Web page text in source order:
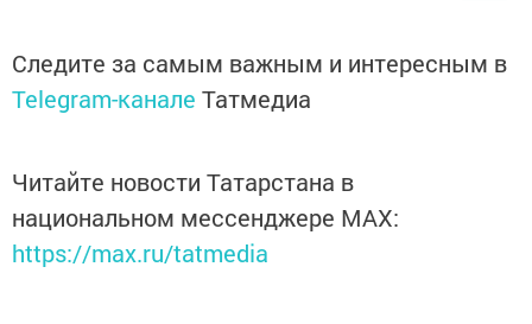
Следите за самым важным и интересным в
Telegram-канале Татмедиа
Читайте новости Татарстана в
национальном мессенджере MАХ:
https://max.ru/tatmedia